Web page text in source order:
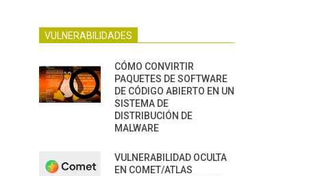
VULNERABILIDADES
CÓMO CONVIRTIR
PAQUETES DE SOFTWARE
DE CÓDIGO ABIERTO EN UN
SISTEMA DE
DISTRIBUCIÓN DE
MALWARE
VULNERABILIDAD OCULTA
EN COMET/ATLAS